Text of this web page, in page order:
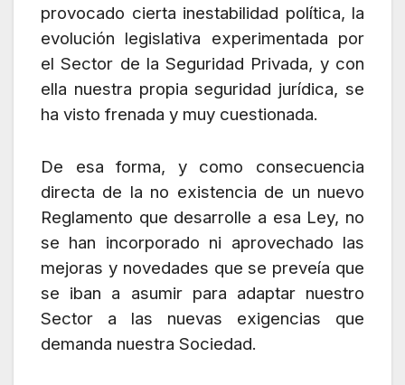
provocado cierta inestabilidad política, la
evolución legislativa experimentada por
el Sector de la Seguridad Privada, y con
ella nuestra propia seguridad jurídica, se
ha visto frenada y muy cuestionada.
De esa forma, y como consecuencia
directa de la no existencia de un nuevo
Reglamento que desarrolle a esa Ley, no
se han incorporado ni aprovechado las
mejoras y novedades que se preveía que
se iban a asumir para adaptar nuestro
Sector a las nuevas exigencias que
demanda nuestra Sociedad.